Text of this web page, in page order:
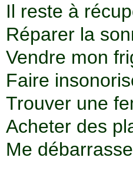
Il reste à
Réparer la
Vendre mon
Faire
Trouver une
Acheter des
Me